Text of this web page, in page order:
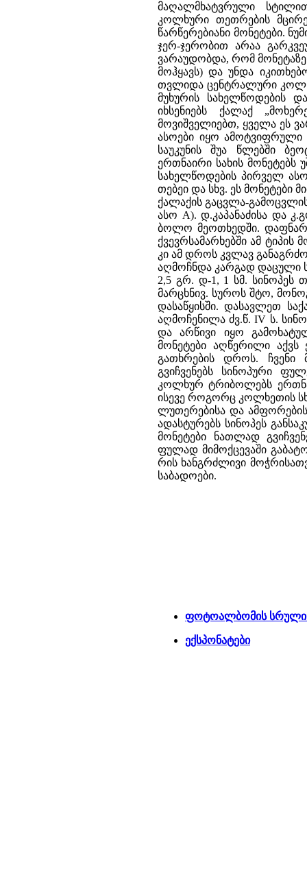
მაღალმხატვრული
კოლხური თეთრების
წარწერებიანი მონეტები.
ჯერ-ჯერობით არაა
ვარაუდობდა, რომ
მოჰყავს) და უნდა
თვლიდა ცენტრალური
მუხურის სახელწოდების
იხსენიებს ქალაქ
მოვიშველიებთ, ყველა ეს
ასოები იყო
საუკუნის შუა წლებში
ერთნაირი სახის
სახელწოდების პირველ
თებეი და სხვ. ეს მონეტები
ქალაქის გაცვლა-
ასო A). დ.კაპანაძისა და
ბოლო მეოთხედში.
ქვევრსამარხებში ამ ტიპის
კი ამ დროს კვლავ
აღმოჩნდა კარგად დაცული
2,5 გრ. დ-1, 1 სმ. სინოპეს
მარცხნივ. სუროს შტო,
დასაწყისში. დასავლეთ
აღმოჩენილა ძვ.წ. IV ს.
და არწივი იყო
მონეტები აღწერილი აქვს
გათხრების დროს. ჩვენი
გვიჩვენებს სინოპური
კოლხურ ტრიბოლებს
ისევე როგორც კოლხეთის
ლუთერებისა და
ადასტურებს სინოპეს
მონეტები ნათლად
ფულად მიმოქცევაში
რის ხანგრძლივი
საბადოები.
ფოტოალბომის სრული
ექსპონატები